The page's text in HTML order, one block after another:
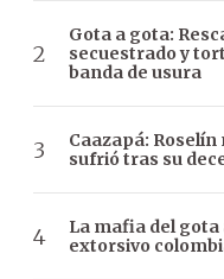
Gota a gota:
secuestrado y
banda de usura
Caazapá:
sufrió tras su
La mafia del gota
extorsivo